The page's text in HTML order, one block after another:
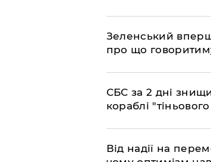
​Зеленський
про що
​СБС за 2 дні
кораблі
​Від надії на